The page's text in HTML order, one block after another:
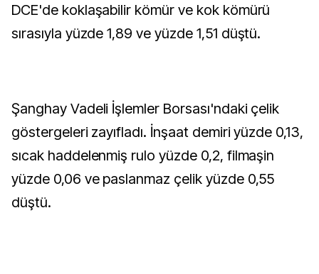
DCE'de koklaşabilir kömür ve kok kömürü
sırasıyla yüzde 1,89 ve yüzde 1,51 düştü.
Şanghay Vadeli İşlemler Borsası'ndaki çelik
göstergeleri zayıfladı. İnşaat demiri yüzde 0,13,
sıcak haddelenmiş rulo yüzde 0,2, filmaşin
yüzde 0,06 ve paslanmaz çelik yüzde 0,55
düştü.